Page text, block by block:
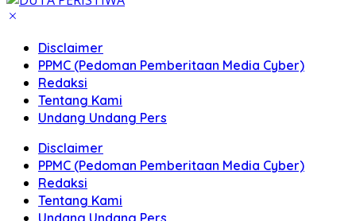
Disclaimer
PPMC (Pedoman Pemberitaan Media Cyber)
Redaksi
Tentang Kami
Undang Undang Pers
Disclaimer
PPMC (Pedoman Pemberitaan Media Cyber)
Redaksi
Tentang Kami
Undang Undang Pers